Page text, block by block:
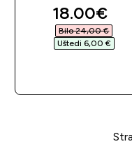
18.00€‎
Bilo 24,00 €‎
Uštedi 6,00 €‎